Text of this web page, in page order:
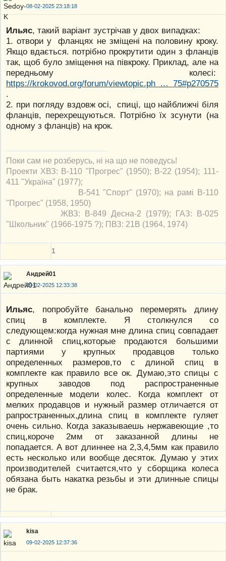
08-02-2025 23:18:18
Ильяс, такий варіант зустрічав у двох випадках:
1. отвори у фланцях не зміщені на половину кроку.
Якщо вдається. потрібно прокрутити один з фланців
так, щоб було зміщення на півкроку. Приклад, але на
передньому колесі:
https://krokovod.org/forum/viewtopic.ph … 75#p270575
.
2. при погляду вздовж осі, спиці, що найближчі біля
фланців, перехрещуються. Потрібно їх зсунути (на
одному з фланців) на крок.
Поки сам не розберусь, ні на що не поведусь!
Проекти ХВЗ: В-110 "Прогрес" (1950); В-22 (1954); 111-
411 "Україна" (1977);
В-541 "Спорт" (1970); на рамі В-110
"Прогрес" (1958, 1950)
ЖВЗ: В-849 Десна-2 (1979); ГАЗ: В-025
"Школьник" (1966-1975 ?); ПВЗ: 21В (1964, 1974)
1
Андрей01
09-02-2025 12:33:38
Ильяс, попробуйте банально перемерять длину
спиц в комплекте. Я столкнулся со
следующем:когда нужная мне длина спиц совпадает
с длинной спиц,которые продаются большими
партиями у крупных продавцов только
определенных размеров,то с длиной спиц в
комплекте как правило все ок. Думаю,это спицы с
крупных заводов под распространенные
определенные модели колес. Когда комплект от
мелких продавцов и нужный размер отличается от
рапространенных,длина спиц в комплекте гуляет
очень сильно. Когда заказываешь нержавеющие ,то
спиц,короче 2мм от заказанной длины не
попадается. А вот длиннее на 2,3,4,5мм как правило
есть несколько или вообще десяток. Думаю у этих
производителей считается,что у сборщика колеса
обязана быть накатка резьбы и эти длинные спицы
не брак.
kisa
09-02-2025 12:37:36